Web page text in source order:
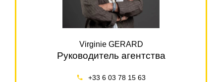
Virginie GERARD
Руководитель агентства
+33 6 03 78 15 63